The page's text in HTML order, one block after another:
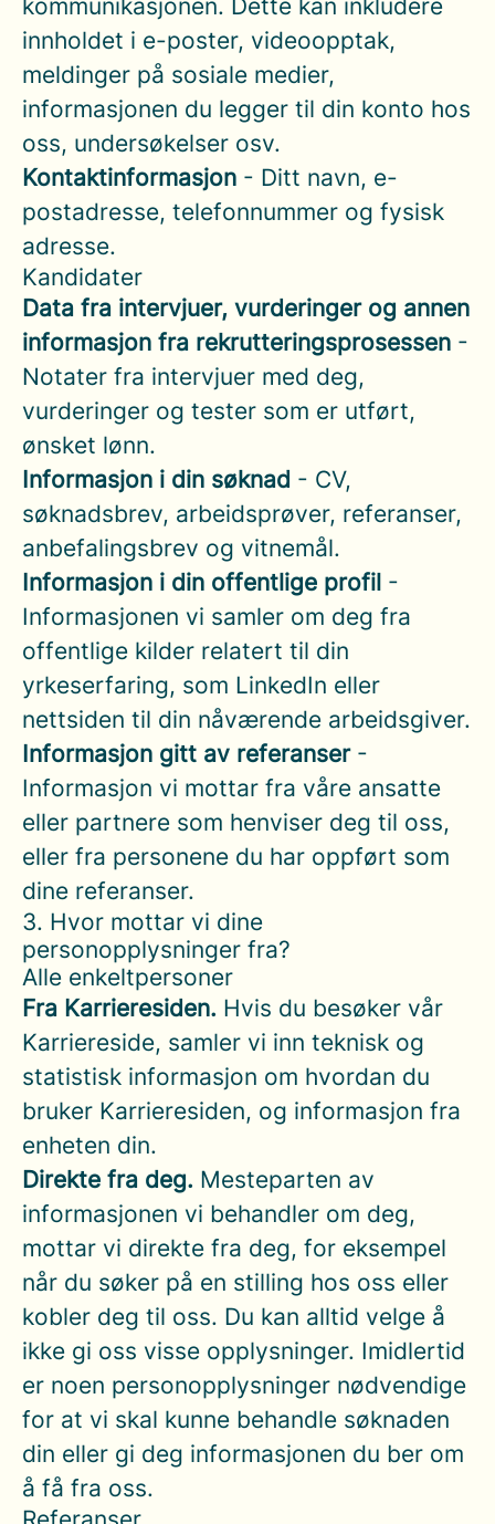
kommunikasjonen. Dette kan inkludere
innholdet i e-poster, videoopptak,
meldinger på sosiale medier,
informasjonen du legger til din konto hos
oss, undersøkelser osv.
Kontaktinformasjon - Ditt navn, e-
postadresse, telefonnummer og fysisk
adresse.
Kandidater
Data fra intervjuer, vurderinger og annen
informasjon fra rekrutteringsprosessen -
Notater fra intervjuer med deg,
vurderinger og tester som er utført,
ønsket lønn.
Informasjon i din søknad - CV,
søknadsbrev, arbeidsprøver, referanser,
anbefalingsbrev og vitnemål.
Informasjon i din offentlige profil -
Informasjonen vi samler om deg fra
offentlige kilder relatert til din
yrkeserfaring, som LinkedIn eller
nettsiden til din nåværende arbeidsgiver.
Informasjon gitt av referanser-
Informasjon vi mottar fra våre ansatte
eller partnere som henviser deg til oss,
eller fra personene du har oppført som
dine referanser.
3. Hvor mottar vi dine
personopplysninger fra?
Alle enkeltpersoner
Fra Karrieresiden. Hvis du besøker vår
Karriereside, samler vi inn teknisk og
statistisk informasjon om hvordan du
bruker Karrieresiden, og informasjon fra
enheten din.
Direkte fra deg. Mesteparten av
informasjonen vi behandler om deg,
mottar vi direkte fra deg, for eksempel
når du søker på en stilling hos oss eller
kobler deg til oss. Du kan alltid velge å
ikke gi oss visse opplysninger. Imidlertid
er noen personopplysninger nødvendige
for at vi skal kunne behandle søknaden
din eller gi deg informasjonen du ber om
å få fra oss.